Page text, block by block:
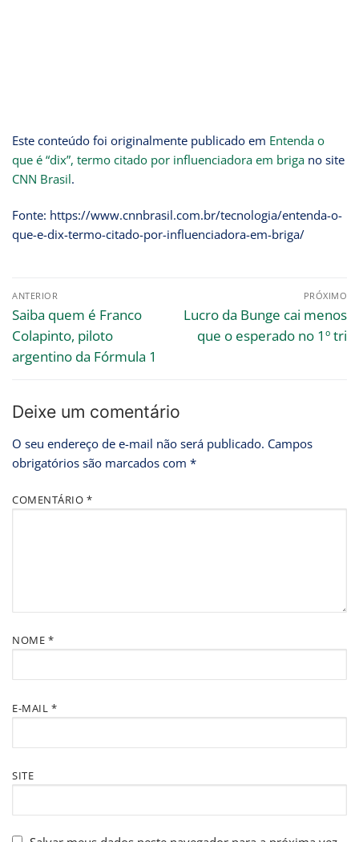
Este conteúdo foi originalmente publicado em Entenda o
que é “dix”, termo citado por influenciadora em briga no site
CNN Brasil.
Fonte: https://www.cnnbrasil.com.br/tecnologia/entenda-o-
que-e-dix-termo-citado-por-influenciadora-em-briga/
ANTERIOR
Saiba quem é Franco
Colapinto, piloto
argentino da Fórmula 1
PRÓXIMO
Lucro da Bunge cai menos
que o esperado no 1º tri
Deixe um comentário
O seu endereço de e-mail não será publicado. Campos
obrigatórios são marcados com *
COMENTÁRIO *
NOME *
E-MAIL *
SITE